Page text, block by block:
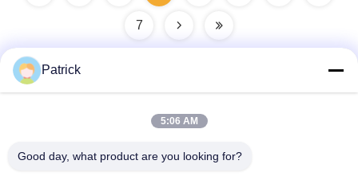
7
Dirección
Patrick
5:06 AM
Good day, what product are you looking for?